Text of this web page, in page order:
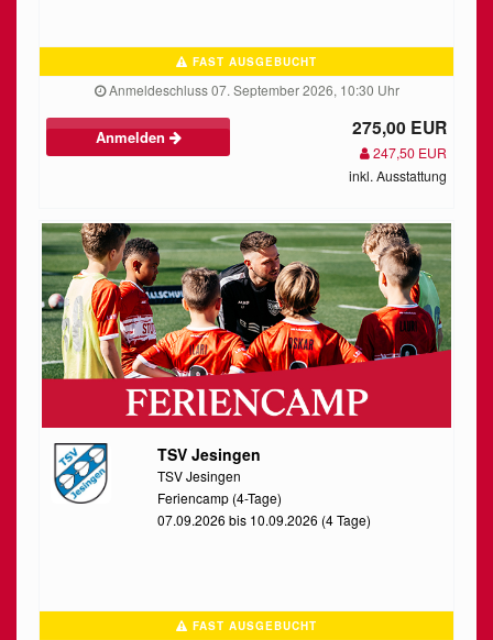
FAST AUSGEBUCHT
Anmeldeschluss 07. September 2026, 10:30 Uhr
Anmelden 275,00 EUR
247,50 EUR
inkl. Ausstattung
TSV Jesingen
TSV Jesingen
Feriencamp (4-Tage)
07.09.2026 bis 10.09.2026 (4 Tage)
FAST AUSGEBUCHT